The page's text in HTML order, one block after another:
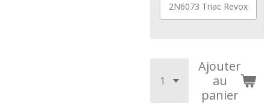
2N6073 Triac Revox
Ajouter
au
panier